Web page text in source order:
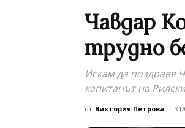
Чавдар
трудно
Искам да поздравя
капитанът на
от Виктория Петрова -